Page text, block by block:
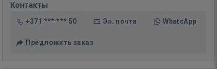
Контакты
+371 *** *** 50 Эл. почта WhatsApp
Предложить заказ